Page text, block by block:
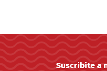
Suscribite a